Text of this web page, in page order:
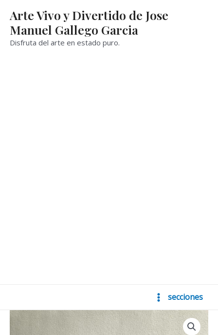
contenido
Arte Vivo y Divertido de Jose
Manuel Gallego Garcia
Disfruta del arte en estado puro.
Main
Menu
secciones